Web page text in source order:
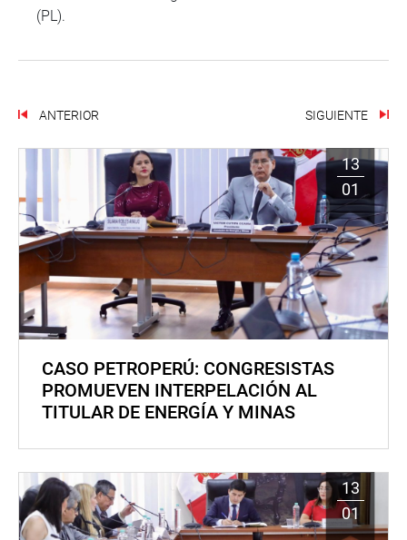
(PL).
ANTERIOR SIGUIENTE
13
01
CASO PETROPERÚ: CONGRESISTAS
PROMUEVEN INTERPELACIÓN AL
TITULAR DE ENERGÍA Y MINAS
13
01